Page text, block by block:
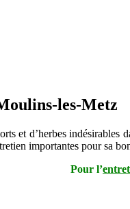
les-Metz
et d’herbes
importantes pour sa
Pour l’